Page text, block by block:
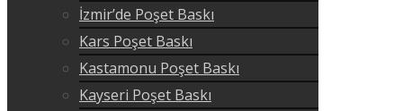
İzmir’de Poşet Baskı
Kars Poşet Baskı
Kastamonu Poşet Baskı
Kayseri Poşet Baskı